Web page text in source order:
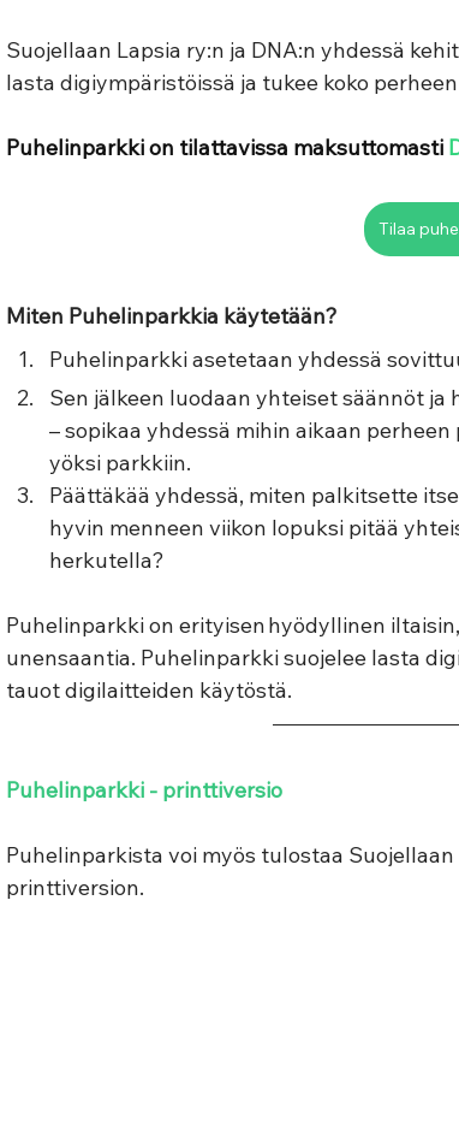
Suojellaan Lapsia ry:n ja DNA:n yhdessä
lasta digiympäristöissä ja tukee koko
Puhelinparkki on tilattavissa maksuttomasti
Tilaa
Miten Puhelinparkkia käytetään?
Puhelinparkki asetetaan yhdessä
Sen jälkeen luodaan yhteiset säännöt
– sopikaa yhdessä mihin aikaan
yöksi parkkiin.
Päättäkää yhdessä, miten palkitsette
hyvin menneen viikon lopuksi pitää
herkutella?
Puhelinparkki on erityisen hyödyllinen
unensaantia. Puhelinparkki suojelee lasta
tauot digilaitteiden käytöstä.
Puhelinparkki - printtiversio
Puhelinparkista voi myös tulostaa
printtiversion.